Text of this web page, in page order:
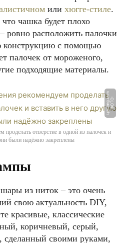
или хюгге-стиле.
чашка будет плохо
ровно расположить палочки
конструкцию с помощью
палочек от мороженого,
подходящие материалы.
Ф
О
Т
О:
i.
pi
ni
m
g.
c
o
m
отверстие в одной из палочек и
были надёжно закреплены
из ниток – это очень
свою актуальность DIY,
красивые, классические
коричневый, серый,
сделанный своими руками,